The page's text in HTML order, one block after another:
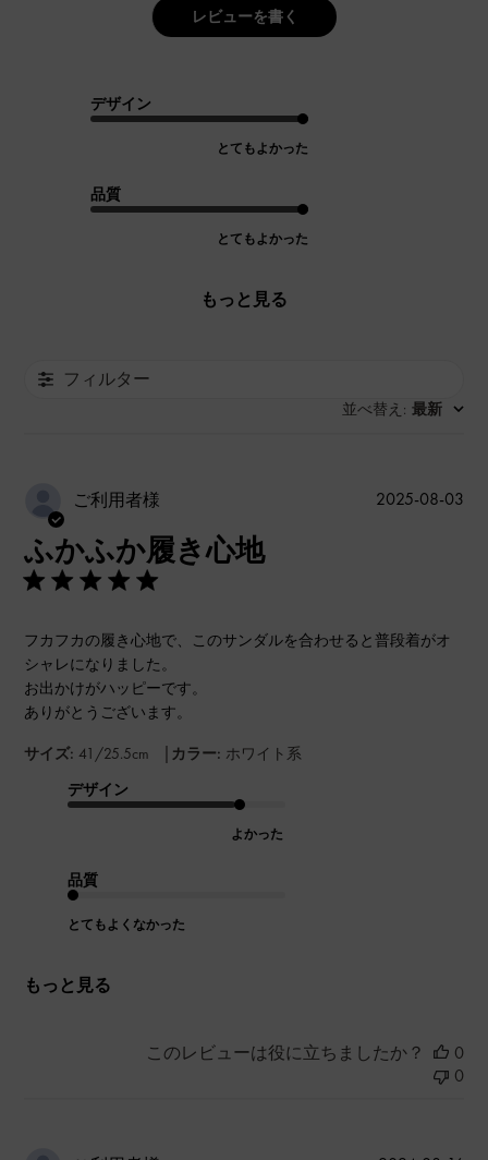
レビューを書く
デザイン
とてもよかった
品質
とてもよかった
もっと見る
フィルター
並べ替え : 最新
ご利用者様
ふかふか履き心地
フカフカの履き心地で、このサンダルを合わせると普段着がオ
シャレになりました。
お出かけがハッピーです。
ありがとうございます。
サイズ: 41/25.5cm | カラー: ホワイト系
デザイン
よかった
品質
とてもよくなかった
もっと見る
公
2025-08-03
このレビューは役に立ちましたか？
0
0